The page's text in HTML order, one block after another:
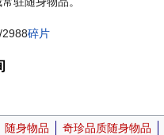
/2988碎片
随身物品 奇珍品质随身物品